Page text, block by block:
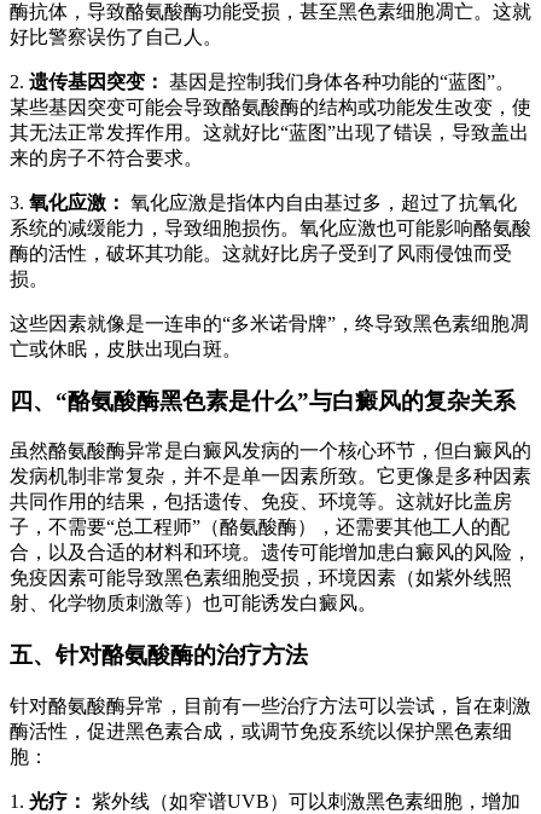
酶抗体，导致酪氨酸酶功能受损，甚至黑色素细胞凋亡。这就
好比警察误伤了自己人。
2. 遗传基因突变： 基因是控制我们身体各种功能的“蓝图”。
某些基因突变可能会导致酪氨酸酶的结构或功能发生改变，使
其无法正常发挥作用。这就好比“蓝图”出现了错误，导致盖出
来的房子不符合要求。
3. 氧化应激： 氧化应激是指体内自由基过多，超过了抗氧化
系统的减缓能力，导致细胞损伤。氧化应激也可能影响酪氨酸
酶的活性，破坏其功能。这就好比房子受到了风雨侵蚀而受
损。
这些因素就像是一连串的“多米诺骨牌”，终导致黑色素细胞凋
亡或休眠，皮肤出现白斑。
四、“酪氨酸酶黑色素是什么”与白癜风的复杂关系
虽然酪氨酸酶异常是白癜风发病的一个核心环节，但白癜风的
发病机制非常复杂，并不是单一因素所致。它更像是多种因素
共同作用的结果，包括遗传、免疫、环境等。这就好比盖房
子，不需要“总工程师”（酪氨酸酶），还需要其他工人的配
合，以及合适的材料和环境。遗传可能增加患白癜风的风险，
免疫因素可能导致黑色素细胞受损，环境因素（如紫外线照
射、化学物质刺激等）也可能诱发白癜风。
五、针对酪氨酸酶的治疗方法
针对酪氨酸酶异常，目前有一些治疗方法可以尝试，旨在刺激
酶活性，促进黑色素合成，或调节免疫系统以保护黑色素细
胞：
1. 光疗： 紫外线（如窄谱UVB）可以刺激黑色素细胞，增加